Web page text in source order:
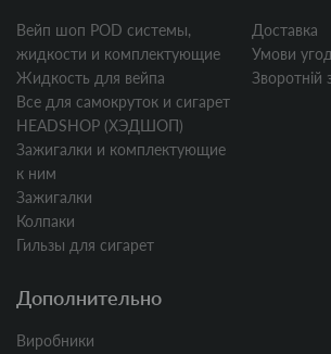
Вейп шоп POD системы,
жидкости и комплектующие
Жидкость для вейпа
Все для самокруток и сигарет
HEADSHOP (ХЭДШОП)
Зажигалки и комплектующие
к ним
Зажигалки
Колпаки
Гильзы для сигарет
Доставка
Умови
Зворотній
Дополнительно
Виробники